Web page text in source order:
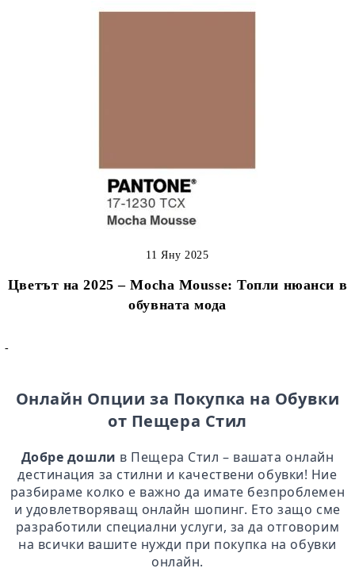
Цветът на 2025 – Mocha Mousse: Топли нюанси в
обувната мода
11 Яну 2025
-
Онлайн Опции за Покупка на Обувки
от Пещера Стил
Добре дошли в Пещера Стил – вашата онлайн
дестинация за стилни и качествени обувки! Ние
разбираме колко е важно да имате безпроблемен
и удовлетворяващ онлайн шопинг. Ето защо сме
разработили специални услуги, за да отговорим
на всички вашите нужди при покупка на обувки
онлайн.